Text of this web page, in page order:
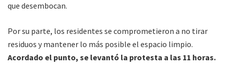
que desembocan.
Por su parte, los residentes se comprometieron a no tirar
residuos y mantener lo más posible el espacio limpio.
Acordado el punto, se levantó la protesta a las 11 horas.